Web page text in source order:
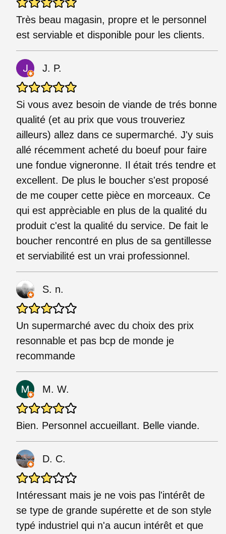
Très beau magasin, propre et le personnel
est serviable et disponible pour les clients.
J. P.
Si vous avez besoin de viande de trés bonne
qualité (et au prix que vous trouveriez
ailleurs) allez dans ce supermarché. J'y suis
allé récemment acheté du boeuf pour faire
une fondue vigneronne. Il était trés tendre et
excellent. De plus le boucher s'est proposé
de me couper cette pièce en morceaux. Ce
qui est apprèciable en plus de la qualité du
produit c'est la qualité du service. De fait le
boucher rencontré en plus de sa gentillesse
et serviabilité est un vrai professionnel.
S. n.
Un supermarché avec du choix des prix
resonnable et pas bcp de monde je
recommande
M. W.
Bien. Personnel accueillant. Belle viande.
D. C.
Intéressant mais je ne vois pas l'intérêt de
se type de grande supérette et de son style
typé industriel qui n'a aucun intérêt et que